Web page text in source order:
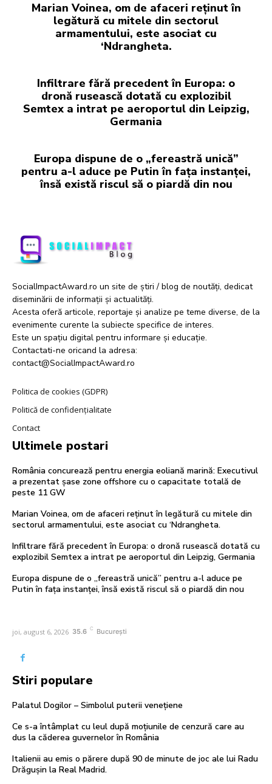
Marian Voinea, om de afaceri reținut în
legătură cu mitele din sectorul
armamentului, este asociat cu
‘Ndrangheta.
Infiltrare fără precedent în Europa: o
dronă rusească dotată cu explozibil
Semtex a intrat pe aeroportul din Leipzig,
Germania
Europa dispune de o „fereastră unică”
pentru a-l aduce pe Putin în fața instanței,
însă există riscul să o piardă din nou
SocialImpactAward.ro un site de știri / blog de noutăți, dedicat
diseminării de informații și actualități.
Acesta oferă articole, reportaje și analize pe teme diverse, de la
evenimente curente la subiecte specifice de interes.
Este un spațiu digital pentru informare și educație.
Contactati-ne oricand la adresa:
contact@SocialImpactAward.ro
Politica de cookies (GDPR)
Politică de confidențialitate
Contact
Ultimele postari
România concurează pentru energia eoliană marină: Executivul
a prezentat șase zone offshore cu o capacitate totală de
peste 11 GW
Marian Voinea, om de afaceri reținut în legătură cu mitele din
sectorul armamentului, este asociat cu ‘Ndrangheta.
Infiltrare fără precedent în Europa: o dronă rusească dotată cu
explozibil Semtex a intrat pe aeroportul din Leipzig, Germania
Europa dispune de o „fereastră unică” pentru a-l aduce pe
Putin în fața instanței, însă există riscul să o piardă din nou
joi, august 6, 2026 35.6 C București
Stiri populare
Palatul Dogilor – Simbolul puterii venețiene
Ce s-a întâmplat cu leul după moțiunile de cenzură care au
dus la căderea guvernelor în România
Italienii au emis o părere după 90 de minute de joc ale lui Radu
Drăgușin la Real Madrid.